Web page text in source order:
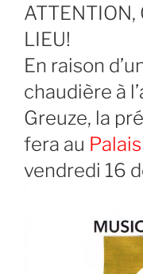
ATTENTION,
LIEU!
En raison
chaudière à
Greuze, la
fera au
vendredi 16